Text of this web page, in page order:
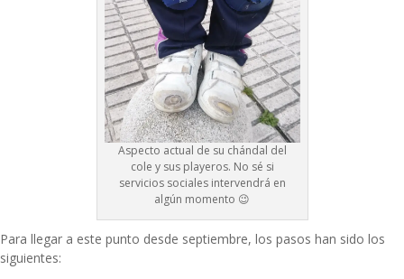
Aspecto actual de su chándal del
cole y sus playeros. No sé si
servicios sociales intervendrá en
algún momento 😉
Para llegar a este punto desde septiembre, los pasos han sido los
siguientes: